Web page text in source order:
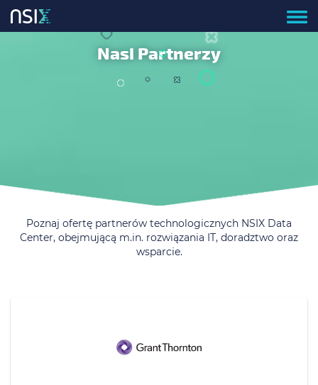
Nasi Partnerzy
Poznaj ofertę partnerów technologicznych NSIX Data
Center, obejmującą m.in. rozwiązania IT, doradztwo oraz
wsparcie.